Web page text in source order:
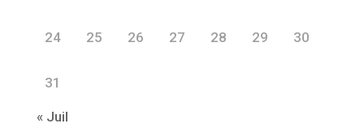
24 25 26 27 28 29 30
31
« Juil